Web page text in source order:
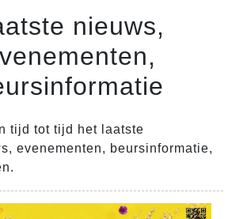
nieuws,
tijd tot tijd het laatste
evenementen, beursinformatie,